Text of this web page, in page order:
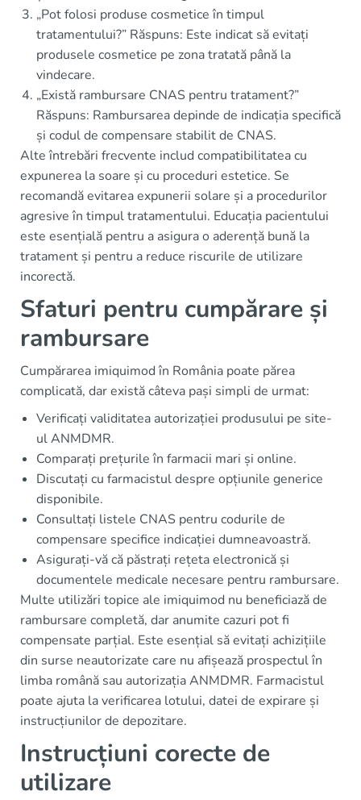
„Pot folosi produse cosmetice în timpul
tratamentului?” Răspuns: Este indicat să evitați
produsele cosmetice pe zona tratată până la
vindecare.
„Există rambursare CNAS pentru tratament?”
Răspuns: Rambursarea depinde de indicația specifică
și codul de compensare stabilit de CNAS.
Alte întrebări frecvente includ compatibilitatea cu
expunerea la soare și cu proceduri estetice. Se
recomandă evitarea expunerii solare și a procedurilor
agresive în timpul tratamentului. Educația pacientului
este esențială pentru a asigura o aderență bună la
tratament și pentru a reduce riscurile de utilizare
incorectă.
Sfaturi pentru cumpărare și
rambursare
Cumpărarea imiquimod în România poate părea
complicată, dar există câteva pași simpli de urmat:
Verificați validitatea autorizației produsului pe site-
ul ANMDMR.
Comparați prețurile în farmacii mari și online.
Discutați cu farmacistul despre opțiunile generice
disponibile.
Consultați listele CNAS pentru codurile de
compensare specifice indicației dumneavoastră.
Asigurați-vă că păstrați rețeta electronică și
documentele medicale necesare pentru rambursare.
Multe utilizări topice ale imiquimod nu beneficiază de
rambursare completă, dar anumite cazuri pot fi
compensate parțial. Este esențial să evitați achizițiile
din surse neautorizate care nu afișează prospectul în
limba română sau autorizația ANMDMR. Farmacistul
poate ajuta la verificarea lotului, datei de expirare și
instrucțiunilor de depozitare.
Instrucțiuni corecte de
utilizare